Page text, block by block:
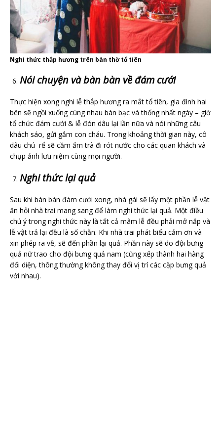
Nghi thức thắp hương trên bàn thờ tổ tiên
Nói chuyện và bàn bàn về đám cưới
Thực hiện xong nghi lễ thắp hương ra mắt tổ tiên, gia đình hai
bên sẽ ngồi xuống cùng nhau bàn bạc và thống nhất ngày – giờ
tổ chức đám cưới & lễ đón dâu lại lần nữa và nói những câu
khách sáo, gửi gắm con cháu. Trong khoảng thời gian này, cô
dâu chú rể sẽ cầm ấm trà đi rót nước cho các quan khách và
chụp ảnh lưu niệm cùng mọi người.
Nghi thức lại quả
Sau khi bàn bàn đám cưới xong, nhà gái sẽ lấy một phần lễ vật
ăn hỏi nhà trai mang sang để làm nghi thức lại quả. Một điều
chú ý trong nghi thức này là tất cả mâm lễ đều phải mở nắp và
lễ vật trả lại đều là số chẵn. Khi nhà trai phát biểu cảm ơn và
xin phép ra về, sẽ đến phần lại quả. Phần này sẽ do đội bưng
quả nữ trao cho đội bưng quả nam (cũng xếp thành hai hàng
đối diện, thông thường không thay đổi vị trí các cặp bưng quả
với nhau).